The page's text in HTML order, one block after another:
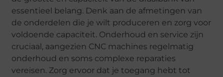
essentieel belang. Denk aan de afmetingen van
de onderdelen die je wilt produceren en zorg voor
voldoende capaciteit. Onderhoud en service zijn
cruciaal, aangezien CNC machines regelmatig
onderhoud en soms complexe reparaties
vereisen. Zorg ervoor dat je toegang hebt tot